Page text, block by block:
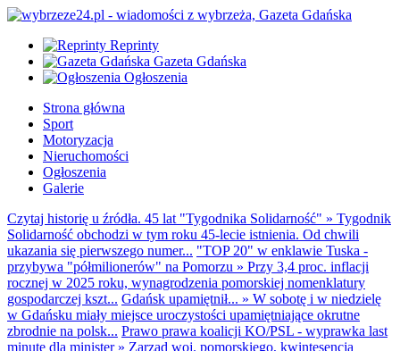
Reprinty
Gazeta Gdańska
Ogłoszenia
Strona główna
Sport
Motoryzacja
Nieruchomości
Ogłoszenia
Galerie
Czytaj historię u źródła. 45 lat "Tygodnika Solidarność" » Tygodnik
Solidarność obchodzi w tym roku 45-lecie istnienia. Od chwili
ukazania się pierwszego numer... "TOP 20" w enklawie Tuska -
przybywa "półmilionerów" na Pomorzu » Przy 3,4 proc. inflacji
rocznej w 2025 roku, wynagrodzenia pomorskiej nomenklatury
gospodarczej kszt... Gdańsk upamiętnił... » W sobotę i w niedzielę
w Gdańsku miały miejsce uroczystości upamiętniające okrutne
zbrodnie na polsk... Prawo prawa koalicji KO/PSL - wyprawka last
minute dla minister» Zarząd woj. pomorskiego, kwintesencja